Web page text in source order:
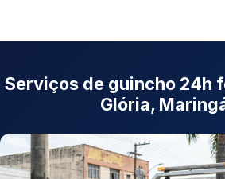
Serviços de guincho 24h
Glória,